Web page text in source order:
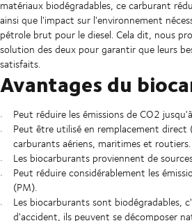
matériaux biodégradables, ce carburant
ainsi que l'impact sur l'environnement
pétrole brut pour le diesel. Cela dit, nous
solution des deux pour garantir que leurs
satisfaits.
Avantages du
Peut réduire les émissions de CO2
Peut être utilisé en remplacement direct
carburants aériens, maritimes et routiers.
Les biocarburants proviennent de
Peut réduire considérablement les
(PM).
Les biocarburants sont biodégradables,
d'accident, ils peuvent se décomposer